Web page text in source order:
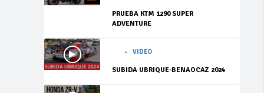
PRUEBA KTM 1290 SUPER
ADVENTURE
VIDEO
SUBIDA UBRIQUE-BENAOCAZ 2024